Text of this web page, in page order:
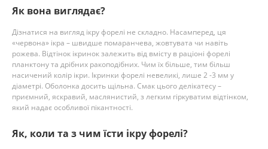
Як вона виглядає?
Дізнатися на вигляд ікру форелі не складно. Насамперед, ця
«червона» ікра – швидше помаранчева, жовтувата чи навіть
рожева. Відтінок ікринок залежить від вмісту в раціоні форелі
планктону та дрібних ракоподібних. Чим їх більше, тим більш
насичений колір ікри. Ікринки форелі невеликі, лише 2 -3 мм у
діаметрі. Оболонка досить щільна. Смак цього делікатесу –
приємний, яскравий, маслянистий, з легким гіркуватим відтінком,
який надає особливої ​​пікантності.
Як, коли та з чим їсти ікру форелі?